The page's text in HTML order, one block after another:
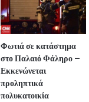
Φωτιά σε κατάστημα
στο Παλαιό Φάληρο –
Εκκενώνεται
προληπτικά
πολυκατοικία